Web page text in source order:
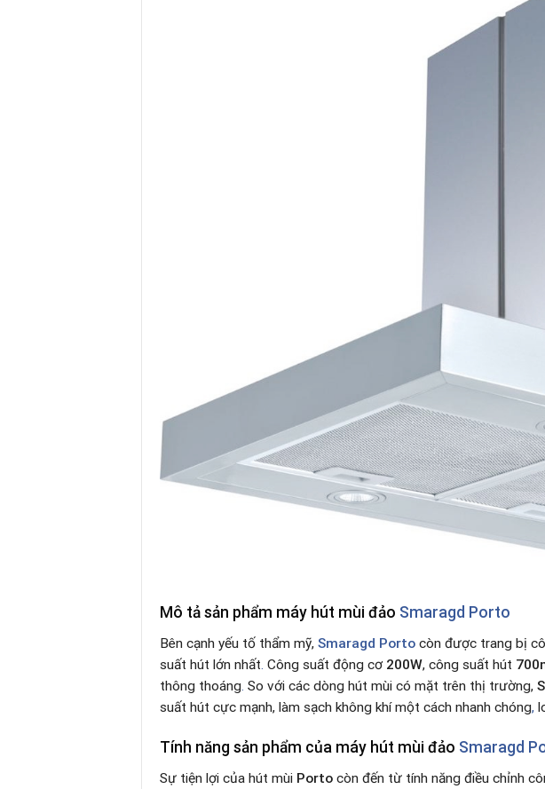
Mô tả sản phẩm máy hút mùi đảo Smaragd Porto
Bên cạnh yếu tố thẩm mỹ, Smaragd Porto còn được trang bị
suất hút lớn nhất. Công suất động cơ 200W, công suất hút
thông thoáng. So với các dòng hút mùi có mặt trên thị trường,
suất hút cực mạnh, làm sạch không khí một cách nhanh chóng,
Tính năng sản phẩm của máy hút mùi đảo Smaragd
Sự tiện lợi của hút mùi Porto còn đến từ tính năng điều chỉnh